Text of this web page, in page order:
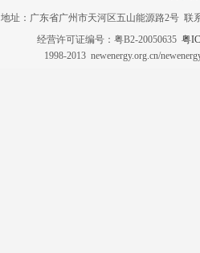
地址：广东省广州市天河区五山能源路2号 联
经营许可证编号：粤B2-20050635 粤
1998-2013 newenergy.org.cn/